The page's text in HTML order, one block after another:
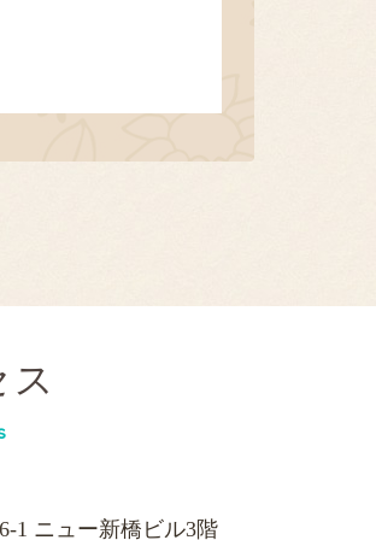
1 ニュー新橋ビル3階